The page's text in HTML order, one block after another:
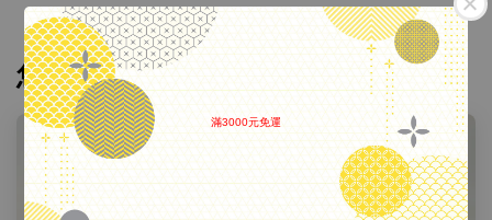
滿3000元免運
您可能也喜歡